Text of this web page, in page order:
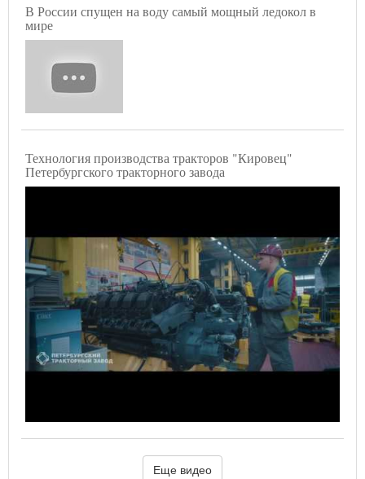
В России спущен на воду самый мощный ледокол в
мире
Технология производства тракторов "Кировец"
Петербургского тракторного завода
Еще видео